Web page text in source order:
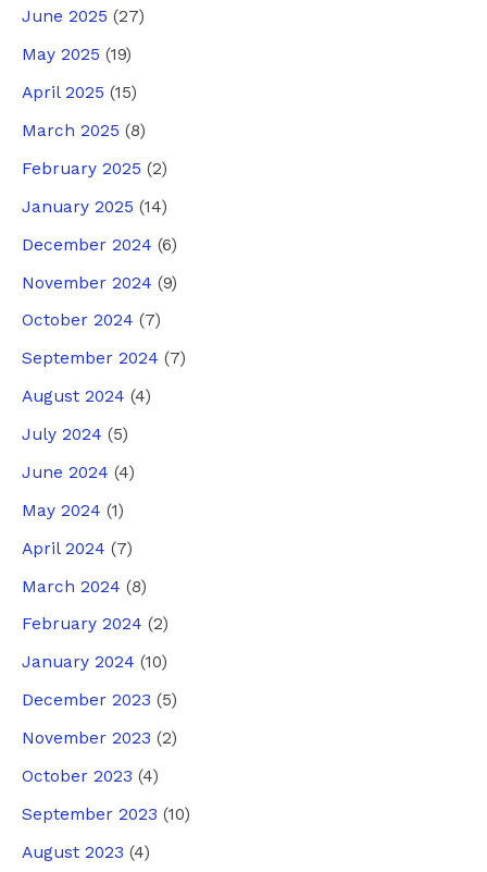
June 2025 (27)
May 2025 (19)
April 2025 (15)
March 2025 (8)
February 2025 (2)
January 2025 (14)
December 2024 (6)
November 2024 (9)
October 2024 (7)
September 2024 (7)
August 2024 (4)
July 2024 (5)
June 2024 (4)
May 2024 (1)
April 2024 (7)
March 2024 (8)
February 2024 (2)
January 2024 (10)
December 2023 (5)
November 2023 (2)
October 2023 (4)
September 2023 (10)
August 2023 (4)